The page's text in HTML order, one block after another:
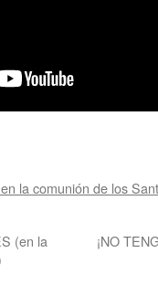
la comunión de los
(en la
¡NO